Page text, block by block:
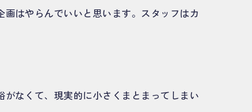
画はやらんでいいと思います。スタッフはカ
なくて、現実的に小さくまとまってしまい